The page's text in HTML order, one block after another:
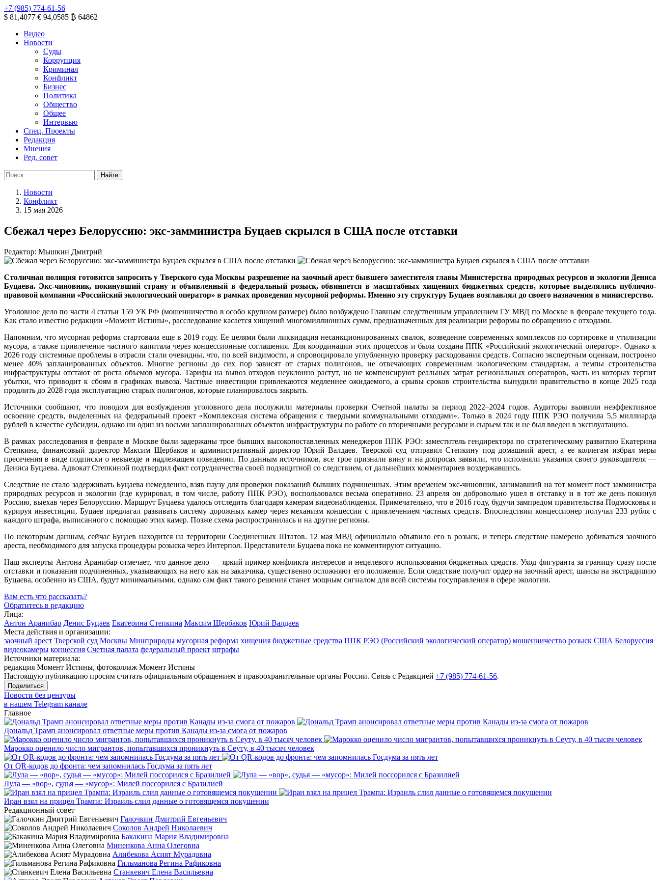
+7 (985) 774-61-56
$ 81,4077 € 94,0585 ₿ 64862
Видео
Новости
Суды
Коррупция
Криминал
Конфликт
Бизнес
Политика
Общество
Общее
Интервью
Спец. Проекты
Редакция
Мнения
Ред. совет
Новости
Конфликт
15 мая 2026
Сбежал через Белоруссию: экс-замминистра Буцаев скрылся в США после отставки
Редактор: Мышкин Дмитрий
Столичная полиция готовится запросить у Тверского суда Москвы разрешение на заочный арест бывшего заместителя главы Министерства природных ресурсов и экологии Дениса
Буцаева. Экс-чиновник, покинувший страну и объявленный в федеральный розыск, обвиняется в масштабных хищениях бюджетных средств, которые выделялись публично-
правовой компании «Российский экологический оператор» в рамках проведения мусорной реформы. Именно эту структуру Буцаев возглавлял до своего назначения в министерство.
Уголовное дело по части 4 статьи 159 УК РФ (мошенничество в особо крупном размере) было возбуждено Главным следственным управлением ГУ МВД по Москве в феврале текущего года.
Как стало известно редакции «Момент Истины», расследование касается хищений многомиллионных сумм, предназначенных для реализации реформы по обращению с отходами.
Напомним, что мусорная реформа стартовала еще в 2019 году. Ее целями были ликвидация несанкционированных свалок, возведение современных комплексов по сортировке и утилизации
мусора, а также привлечение частного капитала через концессионные соглашения. Для координации этих процессов и была создана ППК «Российский экологический оператор». Однако к
2026 году системные проблемы в отрасли стали очевидны, что, по всей видимости, и спровоцировало углубленную проверку расходования средств. Согласно экспертным оценкам, построено
менее 40% запланированных объектов. Многие регионы до сих пор зависят от старых полигонов, не отвечающих современным экологическим стандартам, а темпы строительства
инфраструктуры отстают от роста объемов мусора. Тарифы на вывоз отходов неуклонно растут, но не компенсируют реальных затрат региональных операторов, часть из которых терпит
убытки, что приводит к сбоям в графиках вывоза. Частные инвестиции привлекаются медленнее ожидаемого, а срывы сроков строительства вынудили правительство в конце 2025 года
продлить до 2028 года эксплуатацию старых полигонов, которые планировалось закрыть.
Источники сообщают, что поводом для возбуждения уголовного дела послужили материалы проверки Счетной палаты за период 2022–2024 годов. Аудиторы выявили неэффективное
освоение средств, выделенных на федеральный проект «Комплексная система обращения с твердыми коммунальными отходами». Только в 2024 году ППК РЭО получила 5,5 миллиарда
рублей в качестве субсидии, однако ни один из восьми запланированных объектов инфраструктуры по работе со вторичными ресурсами и сырьем так и не был введен в эксплуатацию.
В рамках расследования в феврале в Москве были задержаны трое бывших высокопоставленных менеджеров ППК РЭО: заместитель гендиректора по стратегическому развитию Екатерина
Степкина, финансовый директор Максим Щербаков и административный директор Юрий Валдаев. Тверской суд отправил Степкину под домашний арест, а ее коллегам избрал меры
пресечения в виде подписки о невыезде и надлежащем поведении. По данным источников, все трое признали вину и на допросах заявили, что исполняли указания своего руководителя —
Дениса Буцаева. Адвокат Степкиной подтвердил факт сотрудничества своей подзащитной со следствием, от дальнейших комментариев воздержавшись.
Следствие не стало задерживать Буцаева немедленно, взяв паузу для проверки показаний бывших подчиненных. Этим временем экс-чиновник, занимавший на тот момент пост замминистра
природных ресурсов и экологии (где курировал, в том числе, работу ППК РЭО), воспользовался весьма оперативно. 23 апреля он добровольно ушел в отставку и в тот же день покинул
Россию, выехав через Белоруссию. Маршрут Буцаева удалось отследить благодаря камерам видеонаблюдения. Примечательно, что в 2016 году, будучи зампредом правительства Подмосковья и
курируя инвестиции, Буцаев предлагал развивать систему дорожных камер через механизм концессии с привлечением частных средств. Впоследствии концессионер получал 233 рубля с
каждого штрафа, выписанного с помощью этих камер. Позже схема распространилась и на другие регионы.
По некоторым данным, сейчас Буцаев находится на территории Соединенных Штатов. 12 мая МВД официально объявило его в розыск, и теперь следствие намерено добиваться заочного
ареста, необходимого для запуска процедуры розыска через Интерпол. Представители Буцаева пока не комментируют ситуацию.
Наш эксперты Антона Аранибар отмечает, что данное дело — яркий пример конфликта интересов и нецелевого использования бюджетных средств. Уход фигуранта за границу сразу после
отставки и показания подчиненных, указывающих на него как на заказчика, существенно осложняют его положение. Если следствие получит ордер на заочный арест, шансы на экстрадицию
Буцаева, особенно из США, будут минимальными, однако сам факт такого решения станет мощным сигналом для всей системы госуправления в сфере экологии.
Вам есть что рассказать?
Обратитесь в редакцию
Лица:
Антон Аранибар Денис Буцаев Екатерина Степкина Максим Щербаков Юрий Валдаев
Места действия и организации:
заочный арест Тверской суд Москвы Минприроды мусорная реформа хищения бюджетные средства ППК РЭО (Российский экологический оператор) мошенничество розыск США Белоруссия
видеокамеры концессия Счетная палата федеральный проект штрафы
Источники материала:
редакция Момент Истины, фотоколлаж Момент Истины
Настоящую публикацию просим считать официальным обращением в правоохранительные органы России. Связь с Редакцией +7 (985) 774-61-56.
Поделиться
Новости без цензуры
в нашем Telegram канале
Главное
Дональд Трамп анонсировал ответные меры против Канады из-за смога от пожаров
Марокко оценило число мигрантов, попытавшихся проникнуть в Сеуту, в 40 тысяч человек
От QR-кодов до фронта: чем запомнилась Госдума за пять лет
Лула — «вор», судья — «мусор»: Милей поссорился с Бразилией
Иран взял на прицел Трампа: Израиль слил данные о готовящемся покушении
Редакционный совет
Галочкин Дмитрий Евгеньевич
Соколов Андрей Николаевич
Бакакина Мария Владимировна
Миненкова Анна Олеговна
Алибекова Асият Мурадовна
Гильманова Регина Рафиковна
Станкевич Елена Васильевна